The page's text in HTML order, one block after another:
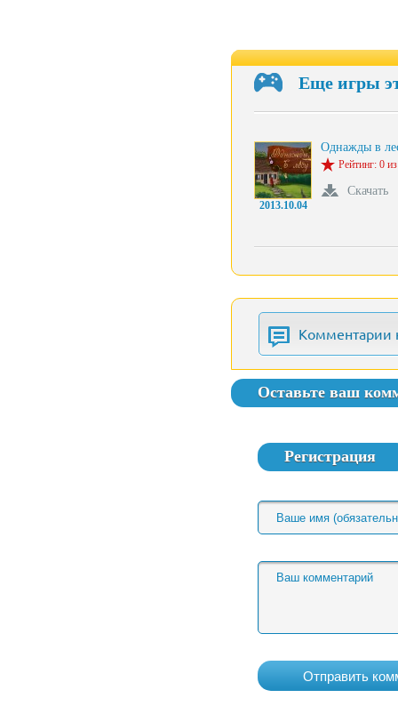
Еще игры
2013.10.04
Однажды в
Рейтинг: 0
Скачать
Комментарии
Оставьте ваш
Регистрация